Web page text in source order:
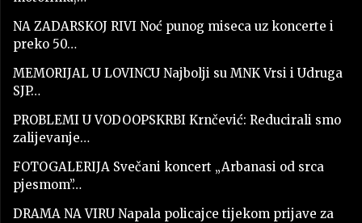
NA ZADARSKOJ RIVI Noć punog miseca uz koncerte i
preko 50…
MEMORIJAL U LOVINCU Najbolji su MNK Vrsi i Udruga
SJP…
PROBLEMI U VODOOPSKRBI Krnčević: Reducirali smo
zalijevanje…
FOTOGALERIJA Svečani koncert „Arbanasi od srca
pjesmom”…
DRAMA NA VIRU Napala policajce tijekom prijave za